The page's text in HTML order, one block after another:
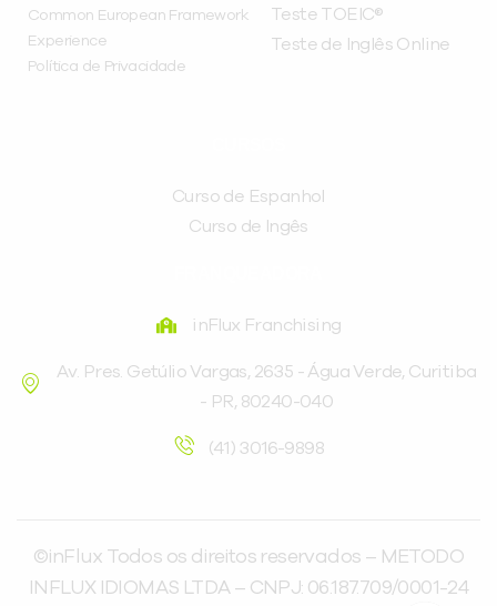
Common European Framework
Experience
Política de Privacidade
Teste TOEIC®
Teste de Inglês Online
Curso de Espanhol
Curso de Ingês
inFlux Franchising
Av. Pres. Getúlio Vargas, 2635 - Água Verde, Curitiba
- PR, 80240-040
(41) 3016-9898
©inFlux Todos os direitos reservados – METODO
INFLUX IDIOMAS LTDA – CNPJ: 06.187.709/0001-24